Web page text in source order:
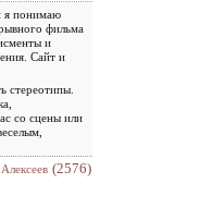
я понимаю
фильма
и
Сайт и
стереотипы.
со сцены или
(2576)